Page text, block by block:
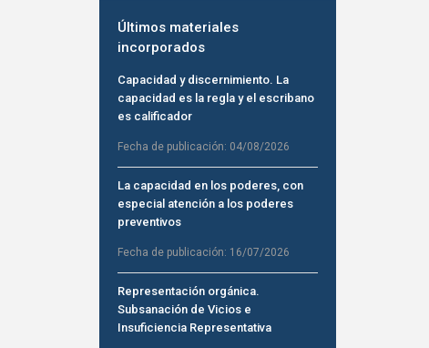
Últimos materiales
incorporados
Capacidad y discernimiento. La
capacidad es la regla y el escribano
es calificador
Fecha de publicación: 04/08/2026
La capacidad en los poderes, con
especial atención a los poderes
preventivos
Fecha de publicación: 16/07/2026
Representación orgánica.
Subsanación de Vicios e
Insuficiencia Representativa